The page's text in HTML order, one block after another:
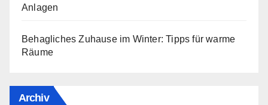
Anlagen
Behagliches Zuhause im Winter: Tipps für warme
Räume
Archiv